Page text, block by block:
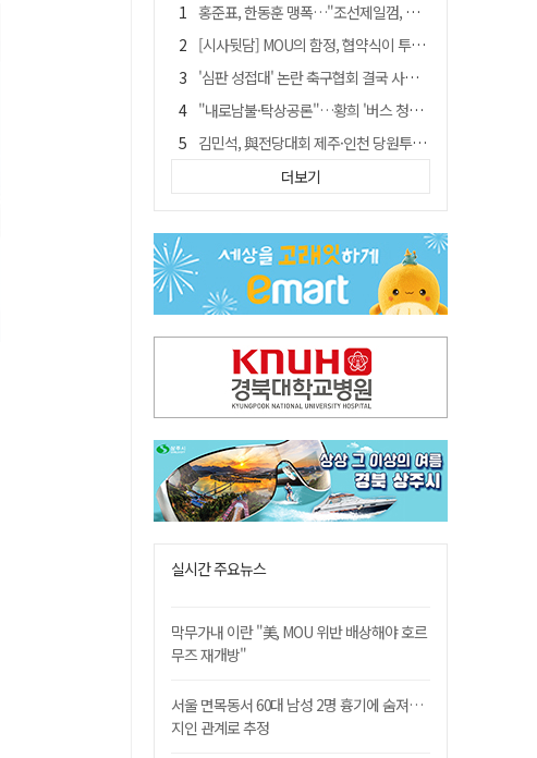
홍준표, 한동훈 맹폭…"조선제일껌, 권력에 살고 권력에 죽었다"
[시사뒷담] MOU의 함정, 협약식이 투자 확정은 아니긴 해
'심판 성접대' 논란 축구협회 결국 사과…"깊이 반성, 쇄신하겠다"
"내로남불·탁상공론"…황희 '버스 청년주택' 제안에 與 내부서도 쓴소리
김민석, 與전당대회 제주·인천 당원투표서 승리…누적 득표는 '초박빙'
"경로당 통장에 비밀번호가 적혀 있다"…전국 돌며 경로당 13곳 턴 30대 구속
휠체어 환자 발로 밀어 숨지게 한 70대 간병인…2심도 집행유예
"침대에 결박, 탈진"…평생 교회서 산 11세 남아, 병원 이송 끝 숨져
[금주의 이슈] 하늘의 외계인, 바다의 귀향자…영화 '호프'와 '오디세이'
더보기
실시간 주요뉴스
막무가내 이란 "美, MOU 위반 배상해야 호르
무즈 재개방"
서울 면목동서 60대 남성 2명 흉기에 숨져…
지인 관계로 추정